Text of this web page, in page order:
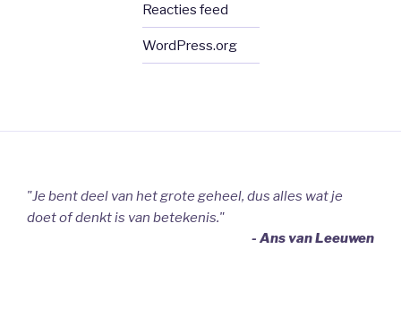
Reacties feed
WordPress.org
"Je bent deel van het grote geheel, dus alles wat je
doet of denkt is van betekenis."
- Ans van Leeuwen